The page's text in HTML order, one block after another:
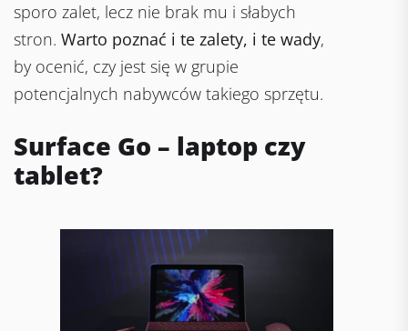
sporo zalet, lecz nie brak mu i słabych
stron. Warto poznać i te zalety, i te wady,
by ocenić, czy jest się w grupie
potencjalnych nabywców takiego sprzętu.
Surface Go – laptop czy
tablet?